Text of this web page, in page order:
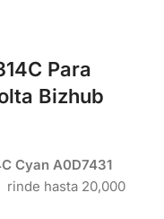
Para
Bizhub
Cyan A0D7431
rinde hasta 20,000